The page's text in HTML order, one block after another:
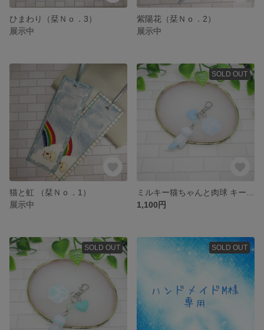
ひまわり（栞Ｎｏ．3）
展示中
紫陽花（栞Ｎｏ．2）
展示中
猫と虹 （栞Ｎｏ．1）
展示中
SOLD OUT
1,100円
SOLD OUT SOLD OUT